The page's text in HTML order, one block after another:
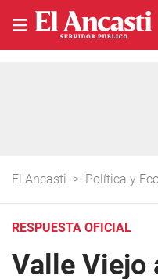
El Ancasti > Política y
RESPUESTA OFICIAL
Valle Viejo